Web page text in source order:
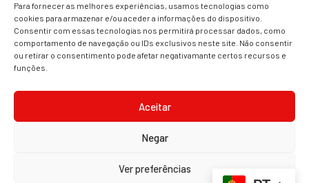
Para fornecer as melhores experiências, usamos tecnologias como
cookies para armazenar e/ou aceder a informações do dispositivo.
Consentir com essas tecnologias nos permitirá processar dados, como
comportamento de navegação ou IDs exclusivos neste site. Não consentir
ou retirar o consentimento pode afetar negativamante certos recursos e
funções.
Aceitar
Negar
Ver preferências
seus respetivos proprietários.